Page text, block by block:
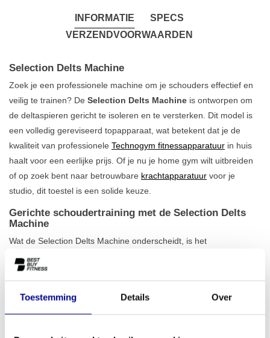
Toestemming Details Over
INFORMATIE
SPECS
VERZENDVOORWAARDEN
Selection Delts Machine
Zoek je een professionele machine om je schouders effectief en
veilig te trainen? De Selection Delts Machine is ontworpen om
de deltaspieren gericht te isoleren en te versterken. Dit model is
een volledig gereviseerd topapparaat, wat betekent dat je de
kwaliteit van professionele Technogym fitnessapparatuur in huis
haalt voor een eerlijke prijs. Of je nu je home gym wilt uitbreiden
of op zoek bent naar betrouwbare krachtapparatuur voor je
studio, dit toestel is een solide keuze.
Gerichte schoudertraining met de Selection Delts
Machine
Wat de Selection Delts Machine onderscheidt, is het
ergonomische ontwerp dat een natuurlijke en correcte beweging
stimuleert. Zowel de zithoogte als de handgrepen zijn eenvoudig
trainingshouding
aanneemt, ongeacht je lichaamsbouw. Met
een standaard gewichtsblok van 100 kg biedt deze machine